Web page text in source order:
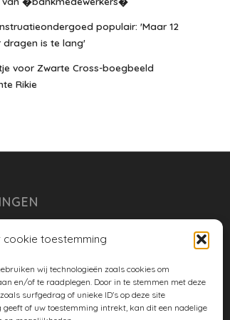
cookie toestemming
wij technologieën zoals cookies om
en/of te raadplegen. Door in te stemmen met deze
surfgedrag of unieke ID's op deze site
of uw toestemming intrekt, kan dit een nadelige
populair: 'Maar 12
dragen is te lang'
voor Zwarte Cross-boegbeeld
Rikie
en gezegden